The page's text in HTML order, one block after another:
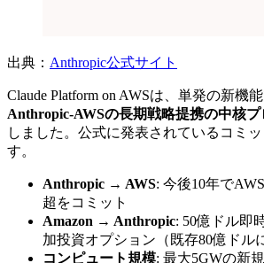
出典： Anthropic公式サイト
Claude Platform on AWSは、単発の新機
Anthropic-AWSの長期戦略提携の中核プ
しました。公式に発表されているコミ
す。
Anthropic → AWS: 今後10年で
超をコミット
Amazon → Anthropic: 50億ドル即
加投資オプション（既存80億ドル
コンピュート規模: 最大5GWの新